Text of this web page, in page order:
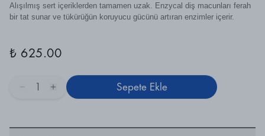
Alışılmış sert içeriklerden tamamen uzak. Enzycal diş macunları ferah
bir tat sunar ve tükürüğün koruyucu gücünü artıran enzimler içerir.
₺ 625.00
1 Sepete Ekle